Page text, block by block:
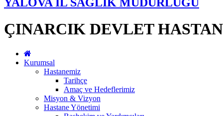
ÇINARCIK DEVLET
Kurumsal
Hastanemiz
Tarihçe
Amaç ve Hedeflerimiz
Misyon & Vizyon
Hastane Yönetimi